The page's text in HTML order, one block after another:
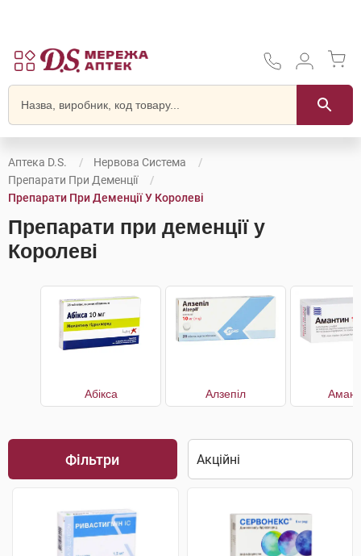
Аптека D.S.
Нервова Система
Препарати При Деменції
Препарати При Деменції У Королеві
Препарати при деменції у
Королеві
Абікса Алзепіл
Фільтри